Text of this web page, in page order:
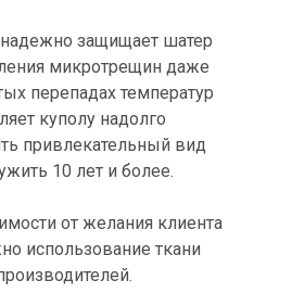
надежно защищает шатер
микротрещин даже
перепадах температур
куполу надолго
привлекательный вид
10 лет и более.
от желания клиента
использование ткани